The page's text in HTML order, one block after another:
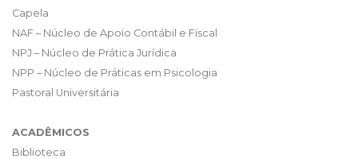
Capela
NAF – Núcleo de Apoio Contábil e Fiscal
NPJ – Núcleo de Prática Jurídica
NPP – Núcleo de Práticas em Psicologia
Pastoral Universitária
ACADÊMICOS
Biblioteca